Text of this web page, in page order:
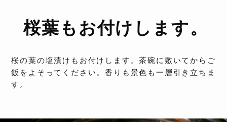
桜葉もお付けします。
桜の葉の塩漬けもお付けします。茶碗に敷いてからご
飯をよそってください。香りも景色も一層引き立ちま
す。